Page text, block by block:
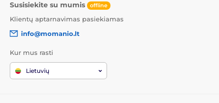
Susisiekite su mumis offline
Klientų aptarnavimas pasiekiamas
info@momanio.lt
Kur mus rasti
Lietuvių